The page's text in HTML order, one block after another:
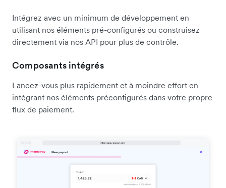
Intégrez avec un minimum de développement en
utilisant nos éléments pré-configurés ou construisez
directement via nos API pour plus de contrôle.
Composants intégrés
Lancez-vous plus rapidement et à moindre effort en
intégrant nos éléments préconfigurés dans votre propre
flux de paiement.